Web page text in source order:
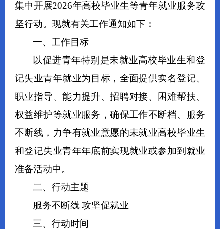
集中开展2026年高校毕业生等青年就业服务攻
坚行动。现就有关工作通知如下：
一、工作目标
以促进青年特别是未就业高校毕业生和登
记失业青年就业为目标，全面提供实名登记、
职业指导、能力提升、招聘对接、困难帮扶、
权益维护等就业服务，确保工作不断档、服务
不断线，力争有就业意愿的未就业高校毕业生
和登记失业青年年底前实现就业或参加到就业
准备活动中。
二、行动主题
服务不断线 攻坚促就业
三、行动时间